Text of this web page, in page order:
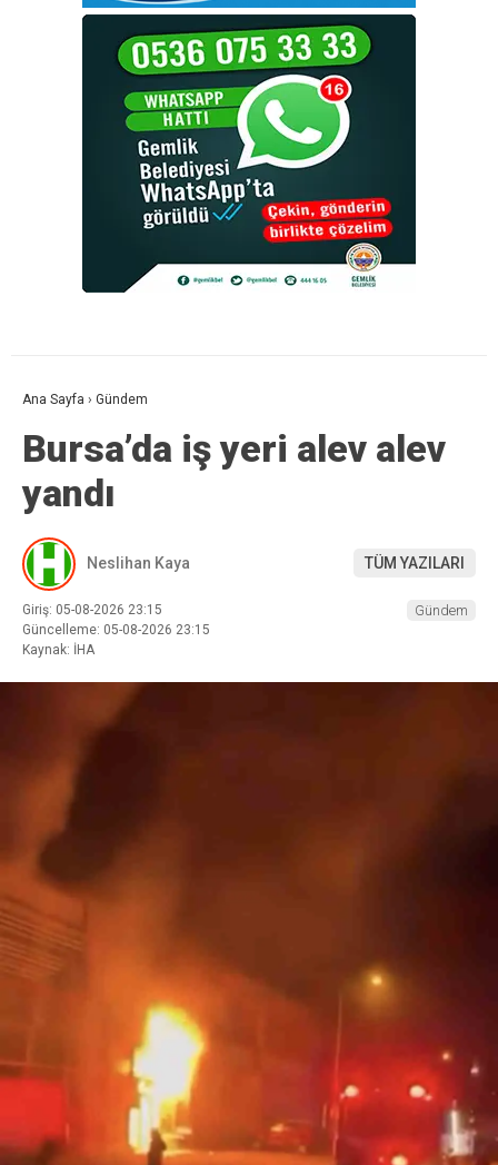
Ana Sayfa › Gündem
Bursa’da iş yeri alev alev
yandı
Neslihan Kaya TÜM YAZILARI
Giriş: 05-08-2026 23:15
Güncelleme: 05-08-2026 23:15
Kaynak: İHA
Gündem